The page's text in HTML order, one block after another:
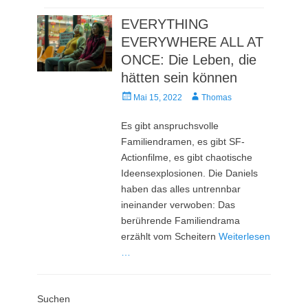
EVERYTHING
EVERYWHERE ALL AT
ONCE: Die Leben, die
hätten sein können
Veröffentlicht
Mai 15, 2022 AutorThomas
Es gibt anspruchsvolle
Familiendramen, es gibt SF-
Actionfilme, es gibt chaotische
Ideensexplosionen. Die Daniels
haben das alles untrennbar
ineinander verwoben: Das
berührende Familiendrama
erzählt vom ScheiternWeiterlesen
Suchen